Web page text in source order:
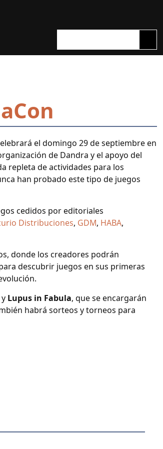
el domingo 29 de septiembre en
de Dandra y el apoyo del
repleta de actividades para los
han probado este tipo de juegos
cedidos por editoriales
Distribuciones, GDM, HABA,
donde los creadores podrán
descubrir juegos en sus primeras
y Lupus in Fabula, que se encargarán
habrá sorteos y torneos para